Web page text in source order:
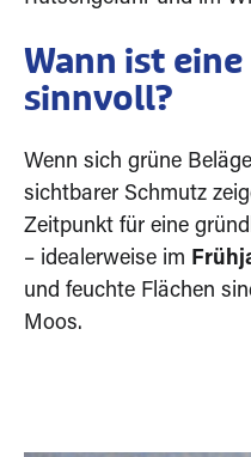
Wann ist
sinnvoll?
Wenn sich grüne
sichtbarer Schmutz
Zeitpunkt für eine
– idealerweise im
und feuchte Flächen
Moos.